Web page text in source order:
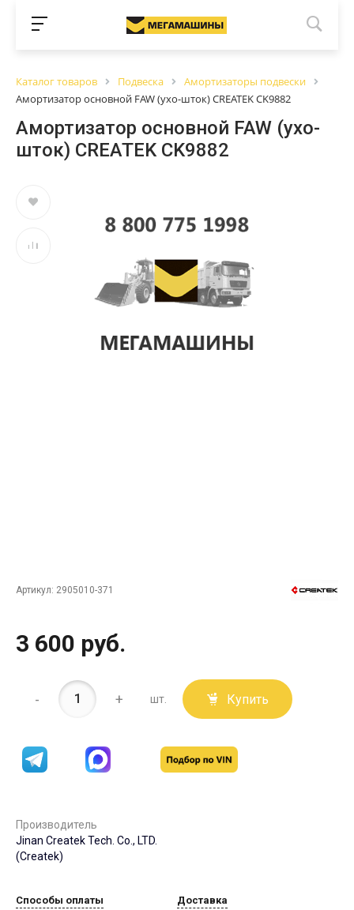
Каталог товаров Подвеска
Амортизаторы подвески
Амортизатор основной FAW (ухо-шток) CREATEK CK9882
Амортизатор основной FAW (ухо-
шток) CREATEK CK9882
Артикул: 2905010-371
3 600 руб.
- + шт. Купить
Производитель
Jinan Createk Tech. Co., LTD.
(Createk)
Способы оплаты Доставка